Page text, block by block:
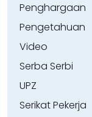
Penghargaan
Pengetahuan
Video
Serba Serbi
UPZ
Serikat Pekerja